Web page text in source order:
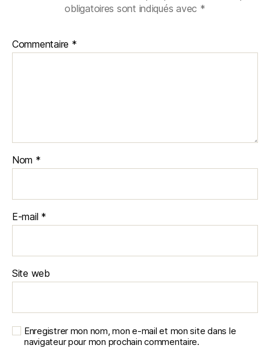
obligatoires sont indiqués avec *
Commentaire *
Nom *
E-mail *
Site web
Enregistrer mon nom, mon e-mail et mon site dans le
navigateur pour mon prochain commentaire.